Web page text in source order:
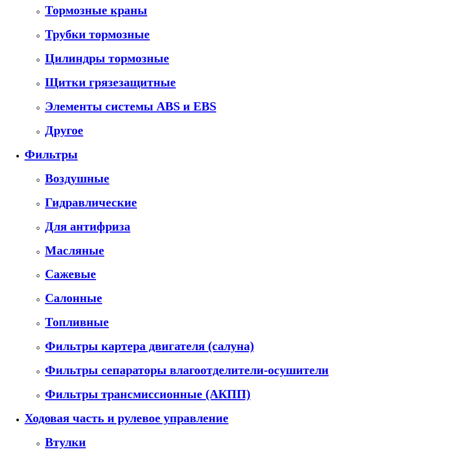
Тормозные краны
Трубки тормозные
Цилиндры тормозные
Щитки грязезащитные
Элементы системы ABS и EBS
Другое
Фильтры
Воздушные
Гидравлические
Для антифриза
Масляные
Сажевые
Салонные
Топливные
Фильтры картера двигателя (салуна)
Фильтры сепараторы влагоотделители-осушители
Фильтры трансмиссионные (АКПП)
Ходовая часть и рулевое управление
Втулки